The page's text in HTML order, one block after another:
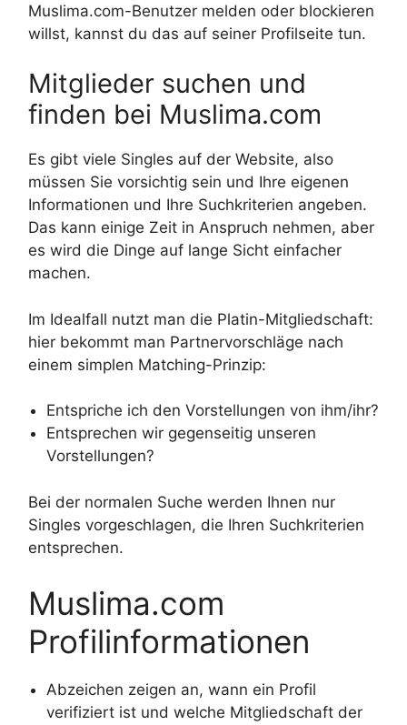
Muslima.com-Benutzer melden oder blockieren
willst, kannst du das auf seiner Profilseite tun.
Mitglieder suchen und
finden bei Muslima.com
Es gibt viele Singles auf der Website, also
müssen Sie vorsichtig sein und Ihre eigenen
Informationen und Ihre Suchkriterien angeben.
Das kann einige Zeit in Anspruch nehmen, aber
es wird die Dinge auf lange Sicht einfacher
machen.
Im Idealfall nutzt man die Platin-Mitgliedschaft:
hier bekommt man Partnervorschläge nach
einem simplen Matching-Prinzip:
Entspriche ich den Vorstellungen von ihm/ihr?
Entsprechen wir gegenseitig unseren
Vorstellungen?
Bei der normalen Suche werden Ihnen nur
Singles vorgeschlagen, die Ihren Suchkriterien
entsprechen.
Muslima.com
Profilinformationen
Abzeichen zeigen an, wann ein Profil
verifiziert ist und welche Mitgliedschaft der